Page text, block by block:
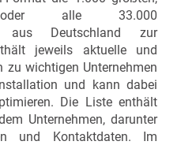
alle 33.000
aus Deutschland zur
jeweils aktuelle und
wichtigen Unternehmen
und kann dabei
Die Liste enthält
Unternehmen, darunter
und Kontaktdaten. Im